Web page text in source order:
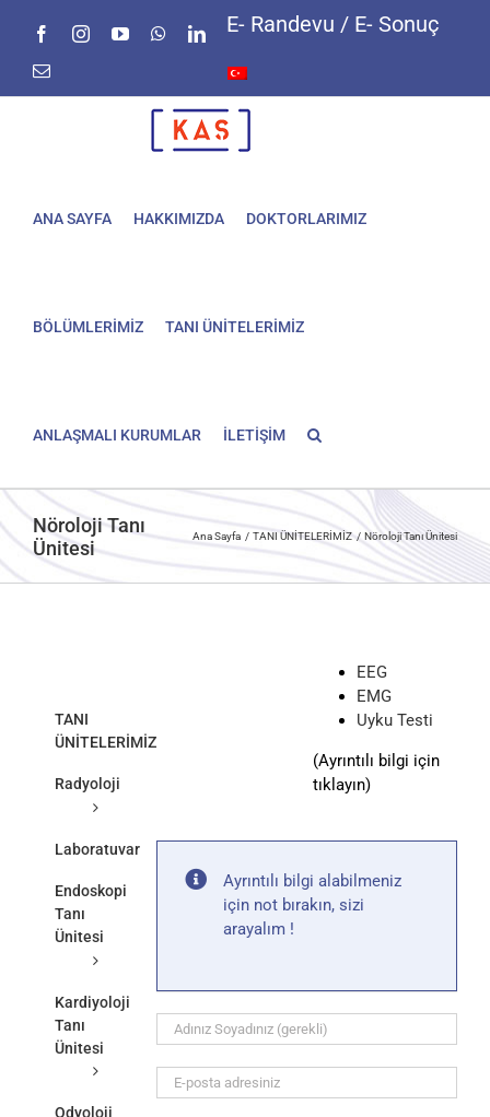
FacebookInstagramYouTubeWhatsAppLinkedIn
E-
E- Randevu / E- Sonuç
ANA SAYFA HAKKIMIZDA DOKTORLARIMIZ
BÖLÜMLERİMİZ TANI ÜNİTELERİMİZ
ANLAŞMALI KURUMLAR İLETİŞİM
Nöroloji Tanı
Ünitesi
Ana Sayfa TANI ÜNİTELERİMİZ Nöroloji Tanı Ünitesi
EEG
EMG
Uyku Testi
(Ayrıntılı bilgi için
tıklayın)
Ayrıntılı bilgi alabilmeniz
için not bırakın, sizi
arayalım !
TANI
ÜNİTELERİMİZ
Radyoloji
Laboratuvar
Endoskopi
Tanı
Ünitesi
Kardiyoloji
Tanı
Ünitesi
Odyoloji